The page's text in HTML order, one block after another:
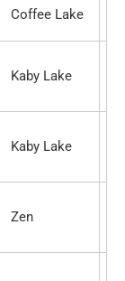
Coffee Lake
Kaby Lake
Kaby Lake
Zen